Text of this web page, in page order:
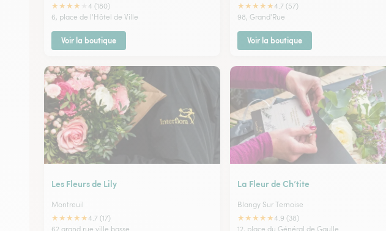
★★★★
4 (180)
6, place de l'Hôtel de Ville
Voir la boutique
★★★★★4.7 (57)
98, Grand'Rue
Voir la boutique
Les Fleurs de Lily
Montreuil
★★★★★4.7 (17)
62 grand rue ville basse
La Fleur de Ch’tite
Blangy Sur Ternoise
★★★★★4.9 (38)
12, place du Général de Gaulle